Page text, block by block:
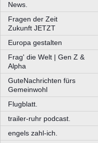
News.
Fragen der Zeit
Zukunft JETZT
Europa gestalten
Frag' die Welt | Gen Z &
Alpha
GuteNachrichten fürs
Gemeinwohl
Flugblatt.
trailer-ruhr podcast.
engels zahl-ich.